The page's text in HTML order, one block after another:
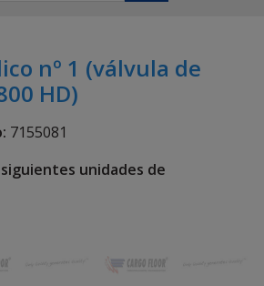
nº 1 (válvula de
HD)
7155081
unidades de